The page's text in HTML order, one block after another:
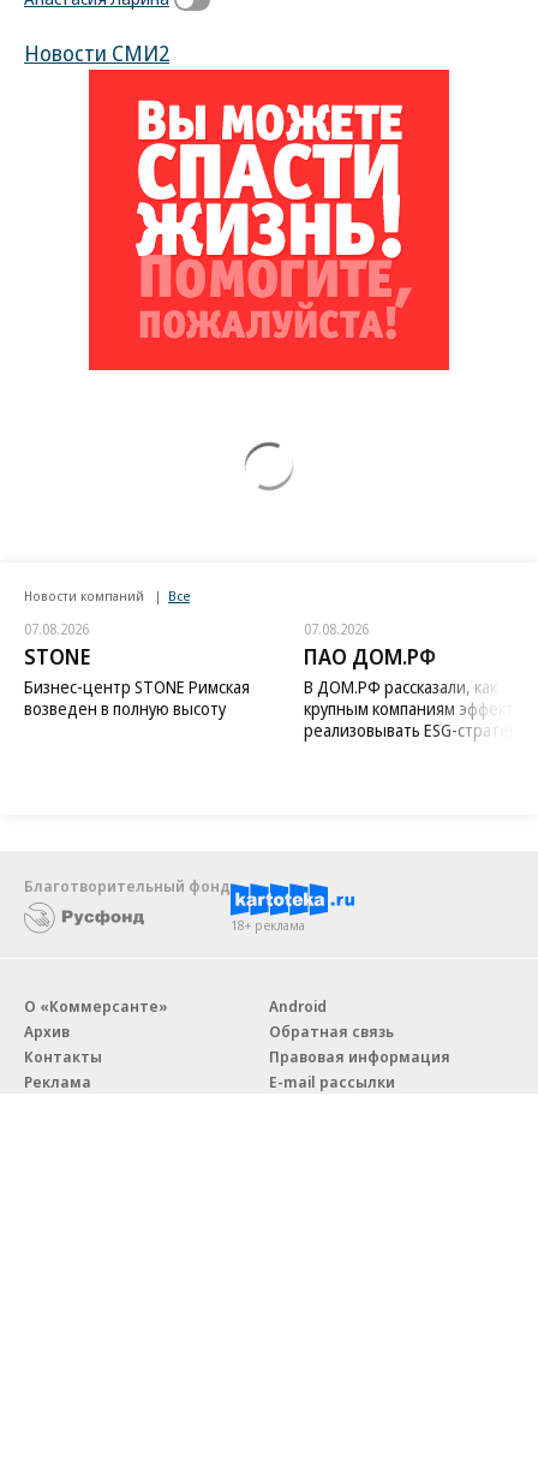
Новости СМИ2
Новости компаний Все
07.08.2026
STONE
Бизнес-центр STONE Римская
возведен в полную высоту
07.08.2026
ПАО ДОМ.РФ
В ДОМ.РФ рассказали, как
крупным компаниям
реализовывать ESG-стратегию
Благотворительный фонд
18+ реклама
О «Коммерсанте»
Архив
Контакты
Реклама
Android
Обратная связь
Правовая информация
E-mail рассылки